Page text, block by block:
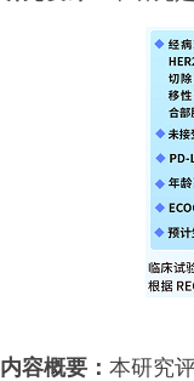
内容概要： 本研究